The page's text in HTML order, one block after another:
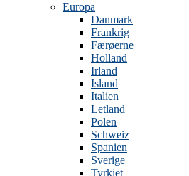
Europa
Danmark
Frankrig
Færøerne
Holland
Irland
Island
Italien
Letland
Polen
Schweiz
Spanien
Sverige
Tyrkiet